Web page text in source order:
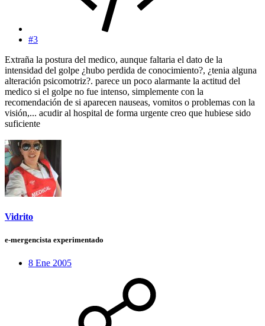
#3
Extraña la postura del medico, aunque faltaria el dato de la
intensidad del golpe ¿hubo perdida de conocimiento?, ¿tenia alguna
alteración psicomotriz?. parece un poco alarmante la actitud del
medico si el golpe no fue intenso, simplemente con la
recomendación de si aparecen nauseas, vomitos o problemas con la
visión,... acudir al hospital de forma urgente creo que hubiese sido
suficiente
Vidrito
e-mergencista experimentado
8 Ene 2005